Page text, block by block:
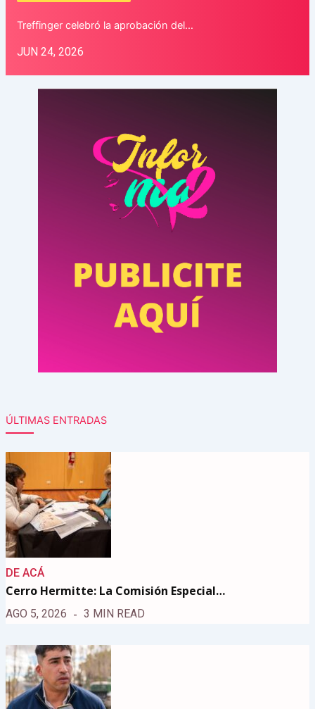
Treffinger celebró la aprobación del…
JUN 24, 2026
ÚLTIMAS ENTRADAS
DE ACÁ
Cerro Hermitte: La Comisión Especial…
AGO 5, 2026 3 MIN READ